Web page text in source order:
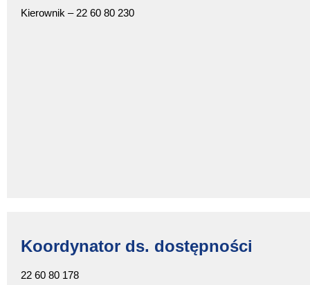
Kierownik – 22 60 80 230
Koordynator ds. dostępności
22 60 80 178